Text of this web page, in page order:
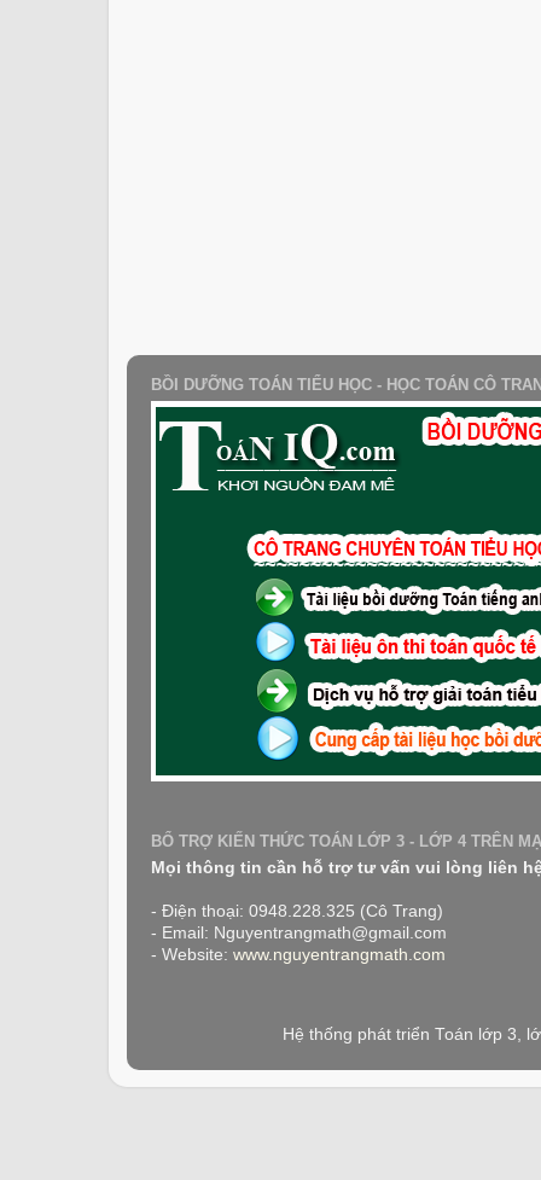
BỒI DƯỠNG TOÁN TIỂU HỌC - HỌC TOÁN CÔ
BỔ TRỢ KIẾN THỨC TOÁN LỚP 3 - LỚP 4 TRÊN
Mọi thông tin cần hỗ trợ tư vấn vui lòng liên
- Điện thoại: 0948.228.325 (Cô Trang)
- Email: Nguyentrangmath@gmail.com
- Website: www.nguyentrangmath.com
Hệ thống phát triển Toán lớp 3,